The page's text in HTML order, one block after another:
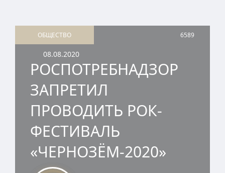
ОБЩЕСТВО 6589
08.08.2020
РОСПОТРЕБНАДЗОР
ЗАПРЕТИЛ
ПРОВОДИТЬ РОК-
ФЕСТИВАЛЬ
«ЧЕРНОЗЁМ-2020»